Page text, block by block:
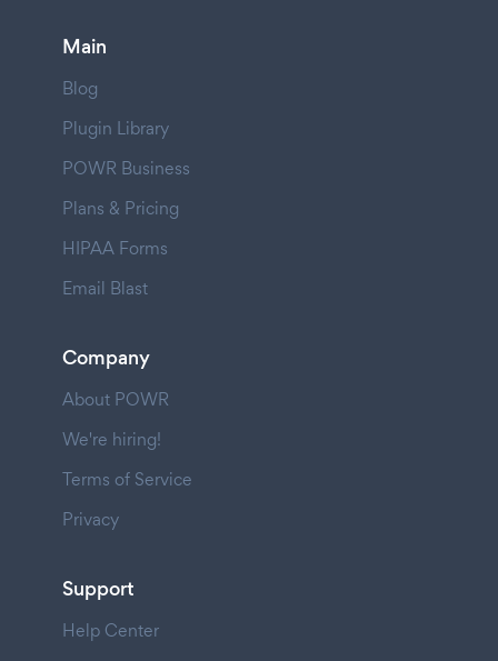
Main
Blog
Plugin Library
POWR Business
Plans & Pricing
HIPAA Forms
Email Blast
Company
About POWR
We're hiring!
Terms of Service
Privacy
Support
Help Center